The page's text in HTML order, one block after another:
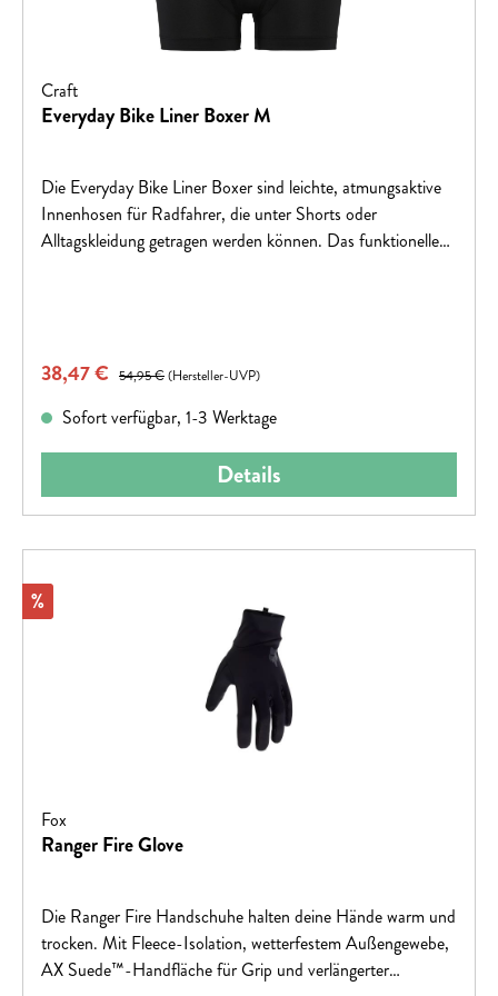
Craft
Everyday Bike Liner Boxer M
Die Everyday Bike Liner Boxer sind leichte, atmungsaktive
Innenhosen für Radfahrer, die unter Shorts oder
Alltagskleidung getragen werden können. Das funktionelle
Abschlüsse an Taille und Beinen für einen sicheren und
entspannte Touren.91% Polyamide Recycled9% Elastane
Verkaufspreis:
38,47 € Regulärer Preis:
54,95 €(Hersteller-UVP)
Sofort verfügbar, 1-3 Werktage
Details
Rabatt
%
Fox
Ranger Fire Glove
Die Ranger Fire Handschuhe halten deine Hände warm und
trocken. Mit Fleece-Isolation, wetterfestem Außengewebe,
AX Suede™-Handfläche für Grip und verlängerter